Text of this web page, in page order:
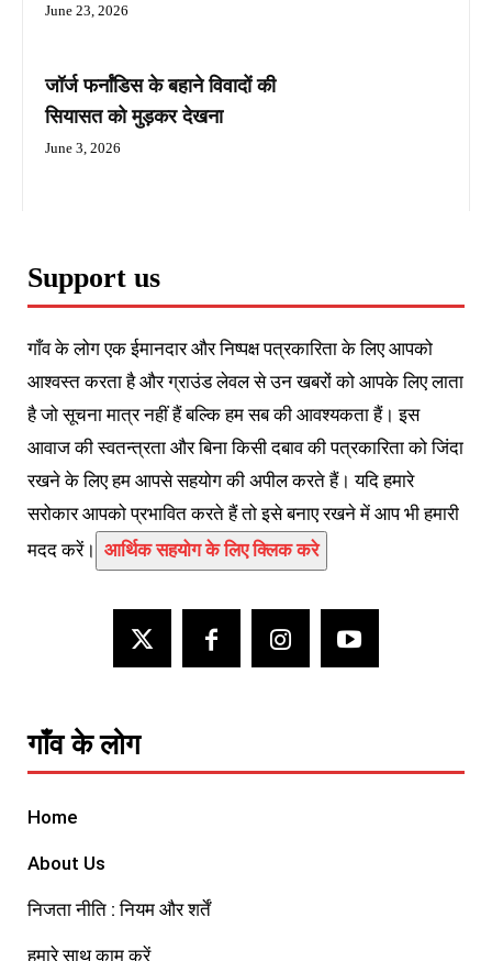
June 23, 2026
जॉर्ज फर्नांडिस के बहाने विवादों की
सियासत को मुड़कर देखना
June 3, 2026
Support us
गाँव के लोग एक ईमानदार और निष्पक्ष पत्रकारिता के लिए आपको
आश्वस्त करता है और ग्राउंड लेवल से उन खबरों को आपके लिए लाता
है जो सूचना मात्र नहीं हैं बल्कि हम सब की आवश्यकता हैं। इस
आवाज की स्वतन्त्रता और बिना किसी दबाव की पत्रकारिता को जिंदा
रखने के लिए हम आपसे सहयोग की अपील करते हैं। यदि हमारे
सरोकार आपको प्रभावित करते हैं तो इसे बनाए रखने में आप भी हमारी
मदद करें। आर्थिक सहयोग के लिए क्लिक करे
गाँव के लोग
Home
About Us
निजता नीति : नियम और शर्तें
हमारे साथ काम करें